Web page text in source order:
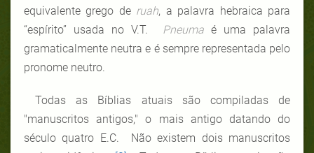
equivalente grego de ruah, a palavra hebraica para
“espírito” usada no V.T.
Pneumaé uma palavra
gramaticalmente neutra e é sempre representada pelo
pronome neutro.
Todas as Bíblias atuais são compiladas de
"manuscritos antigos," o mais antigo datando do
século quatro E.C. Não existem dois manuscritos